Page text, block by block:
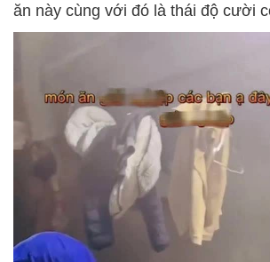
ăn này cùng với đó là thái độ cười